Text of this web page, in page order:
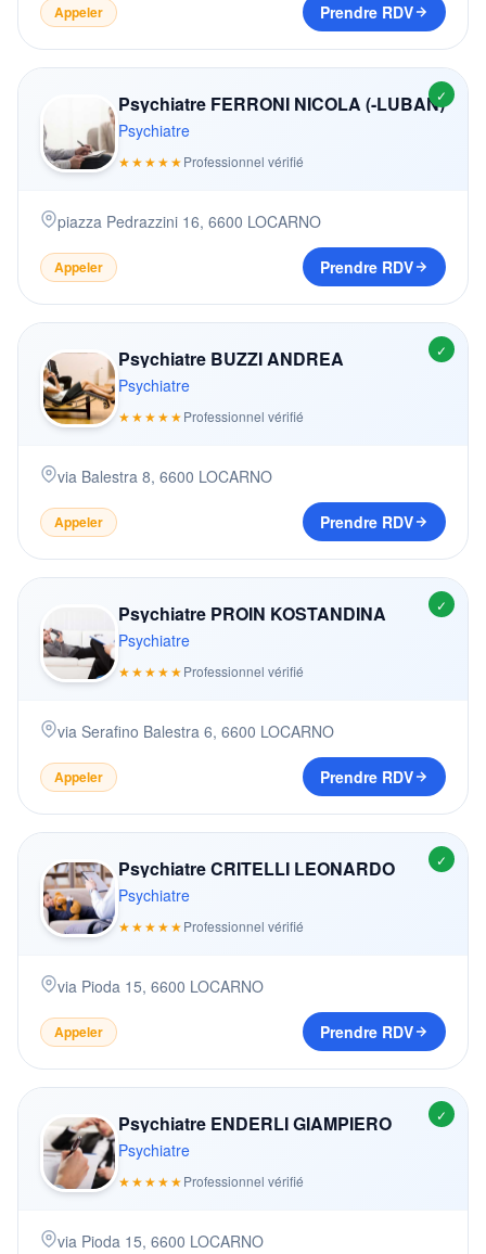
Appeler Prendre RDV
✓
Psychiatre FERRONI NICOLA (-LUBAN)
Psychiatre
★★★★★Professionnel vérifié
piazza Pedrazzini 16, 6600 LOCARNO
Appeler Prendre RDV
✓
Psychiatre BUZZI ANDREA
Psychiatre
★★★★★Professionnel vérifié
via Balestra 8, 6600 LOCARNO
Appeler Prendre RDV
✓
Psychiatre PROIN KOSTANDINA
Psychiatre
★★★★★Professionnel vérifié
via Serafino Balestra 6, 6600 LOCARNO
Appeler Prendre RDV
✓
Psychiatre CRITELLI LEONARDO
Psychiatre
★★★★★Professionnel vérifié
via Pioda 15, 6600 LOCARNO
Appeler Prendre RDV
✓
Psychiatre ENDERLI GIAMPIERO
Psychiatre
★★★★★Professionnel vérifié
via Pioda 15, 6600 LOCARNO